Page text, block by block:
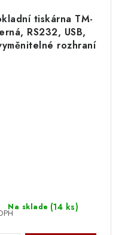
tiskárna TM-
RS232, USB,
rozhraní
Na sklade (14 ks)